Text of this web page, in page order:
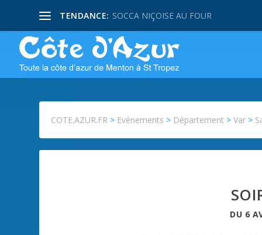
TENDANCE: SOCCA NIÇOISE AU FOUR
COTE.AZUR.FR > Evénements > Département >Var >
DU 6